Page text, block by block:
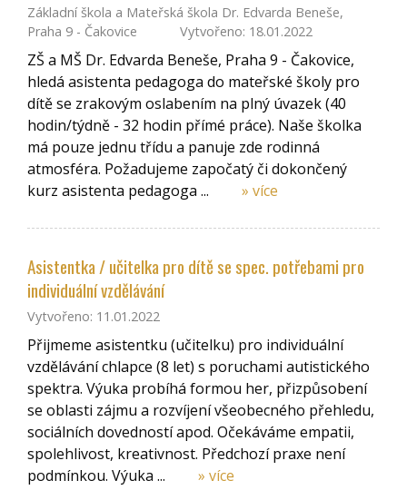
Základní škola a Mateřská škola Dr. Edvarda Beneše,
Praha 9 - Čakovice
Vytvořeno: 18.01.2022
ZŠ a MŠ Dr. Edvarda Beneše, Praha 9 - Čakovice,
hledá asistenta pedagoga do mateřské školy pro
dítě se zrakovým oslabením na plný úvazek (40
hodin/týdně - 32 hodin přímé práce). Naše školka
má pouze jednu třídu a panuje zde rodinná
atmosféra. Požadujeme započatý či dokončený
kurz asistenta pedagoga ...
» více
Asistentka / učitelka pro dítě se spec. potřebami pro
individuální vzdělávání
Vytvořeno: 11.01.2022
Přijmeme asistentku (učitelku) pro individuální
vzdělávání chlapce (8 let) s poruchami autistického
spektra. Výuka probíhá formou her, přizpůsobení
se oblasti zájmu a rozvíjení všeobecného přehledu,
sociálních dovedností apod. Očekáváme empatii,
spolehlivost, kreativnost. Předchozí praxe není
podmínkou. Výuka ...
» více